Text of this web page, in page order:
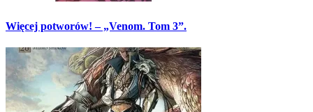
Więcej potworów! – „Venom. Tom 3”.